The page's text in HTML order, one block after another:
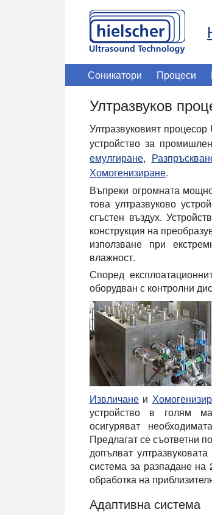
Соникатори Процеси
Ултразвуков
Ултразвуковият
устройство за
емулгиране,
Хомогенизиране.
Въпреки огромната
това ултразвуково
сгъстен въздух.
конструкция на
използване при
влажност.
Според
оборудван с контролни
Извличане и
устройство в голям
осигуряват
Предлагат се съответни
допълват
система за разпадане
обработка на
Адаптивна система